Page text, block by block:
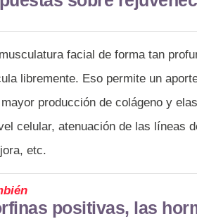
facial de forma tan
libremente. Eso permite un
producción de colágeno y
celular, atenuación de las líneas
etc.
positivas, las